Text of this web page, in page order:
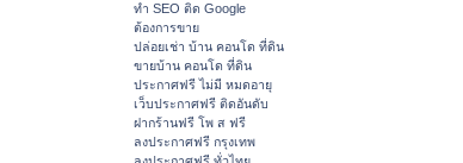
ทำ SEO ติด Google
ต้องการขาย
ปล่อยเช่า บ้าน คอนโด ที่ดิน
ขายบ้าน คอนโด ที่ดิน
ประกาศฟรี ไม่มี หมดอายุ
เว็บประกาศฟรี ติดอันดับ
ฝากร้านฟรี โพ ส ฟรี
ลงประกาศฟรี กรุงเทพ